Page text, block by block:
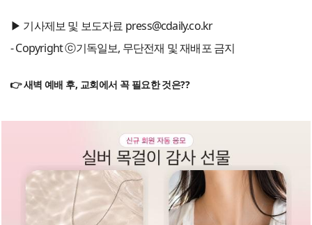
▶ 기사제보 및 보도자료 press@cdaily.co.kr
- Copyright ⓒ기독일보, 무단전재 및 재배포 금지
👉 새벽 예배 후, 교회에서 꼭 필요한 것은??